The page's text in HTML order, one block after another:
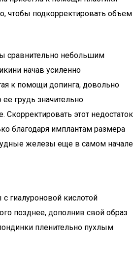
чтобы подкорректировать объем
сравнительно небольшим
начав усиленно
к помощи допинга, довольно
грудь значительно
этот недостаток
благодаря имплантам размера
железы еще в самом начале
гиалуроновой кислотой
позднее, дополнив свой образ
пленительно пухлым